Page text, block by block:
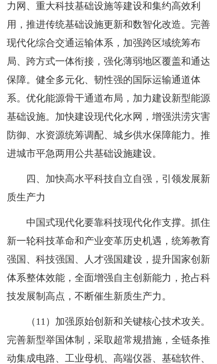
力网、重大科技基础设施等建设和集约高效利
用，推进传统基础设施更新和数智化改造。完善
现代化综合交通运输体系，加强跨区域统筹布
局、跨方式一体衔接，强化薄弱地区覆盖和通达
保障。健全多元化、韧性强的国际运输通道体
系。优化能源骨干通道布局，加力建设新型能源
基础设施。加快建设现代化水网，增强洪涝灾害
防御、水资源统筹调配、城乡供水保障能力。推
进城市平急两用公共基础设施建设。
四、加快高水平科技自立自强，引领发展新
质生产力
中国式现代化要靠科技现代化作支撑。抓住
新一轮科技革命和产业变革历史机遇，统筹教育
强国、科技强国、人才强国建设，提升国家创新
体系整体效能，全面增强自主创新能力，抢占科
技发展制高点，不断催生新质生产力。
（11）加强原始创新和关键核心技术攻关。
完善新型举国体制，采取超常规措施，全链条推
动集成电路、工业母机、高端仪器、基础软件、